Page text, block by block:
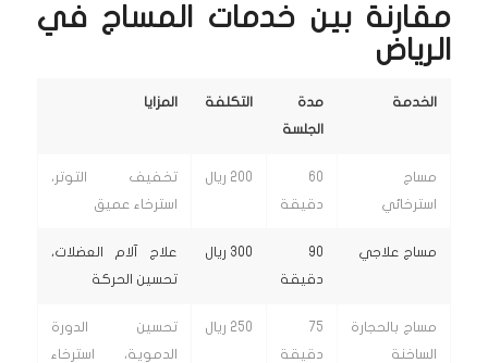
مقارنة بين خدمات المساج في
الرياض
الخدمة
مدة
الجلسة
التكلفة المزايا
مساج
استرخائي
60
دقيقة
200 ريال
تخفيف التوتر،
استرخاء عميق
مساج علاجي
90
دقيقة
300 ريال
علاج آلام العضلات،
تحسين الحركة
مساج بالحجارة
الساخنة
75
دقيقة
250 ريال
تحسين الدورة
الدموية، استرخاء